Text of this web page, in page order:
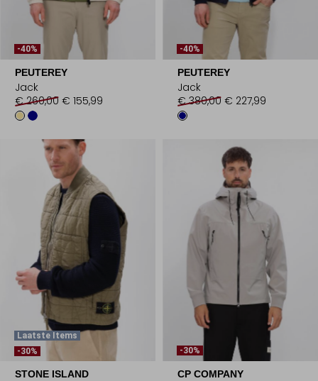
-40%
PEUTEREY
Jack
€ 260,00 € 155,99
-40%
PEUTEREY
Jack
€ 380,00 € 227,99
Laatste Items
-30%
STONE ISLAND
-30%
CP COMPANY